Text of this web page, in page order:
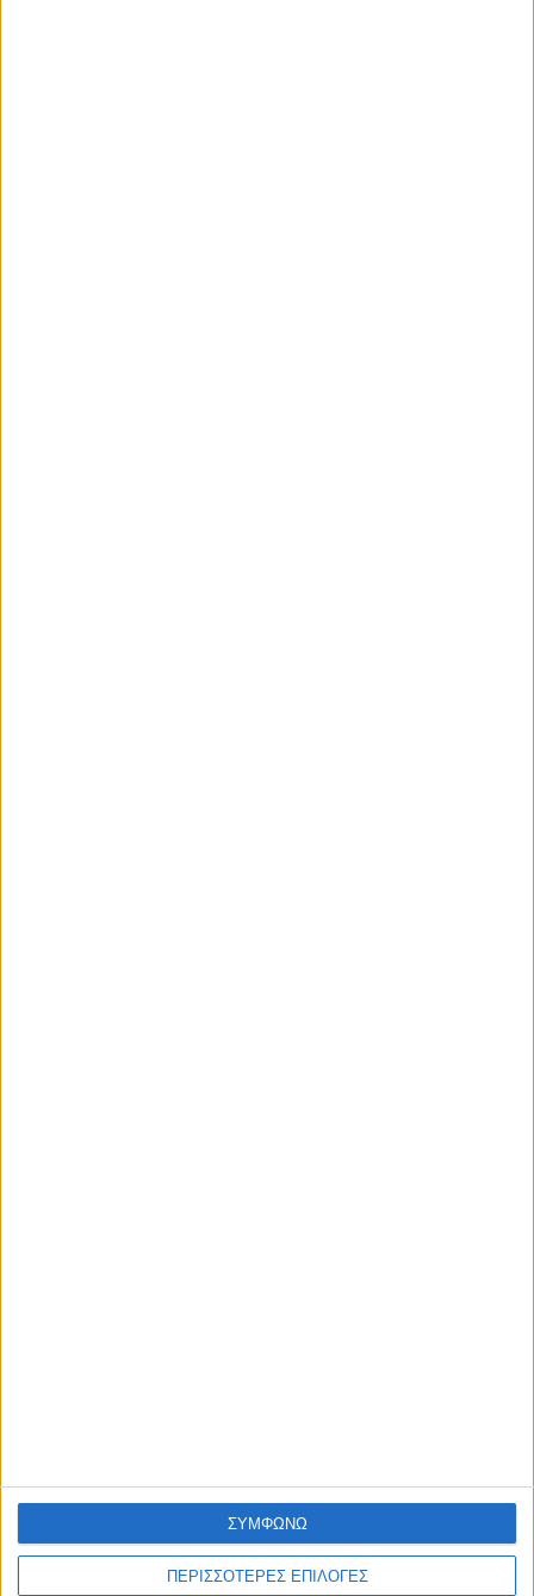
ΠΕΡΙΣΣΟΤΕΡΕΣ ΕΠΙΛΟΓΕΣ
ΣΥΜΦΩΝΩ